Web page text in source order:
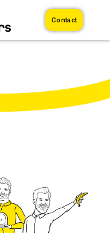
Contact